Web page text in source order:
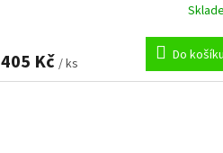
405 Kč / ks Do košíku